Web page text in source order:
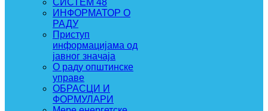
СИСТЕМ 48
ИНФОРМАТОР О
РАДУ
Приступ
информацијама од
јавног значаја
О раду општинске
управе
ОБРАСЦИ И
ФОРМУЛАРИ